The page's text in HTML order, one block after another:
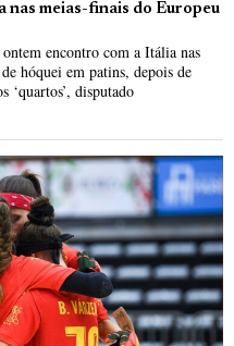
nas meias-finais do Europeu
encontro com a Itália nas
hóquei em patins, depois de
disputado